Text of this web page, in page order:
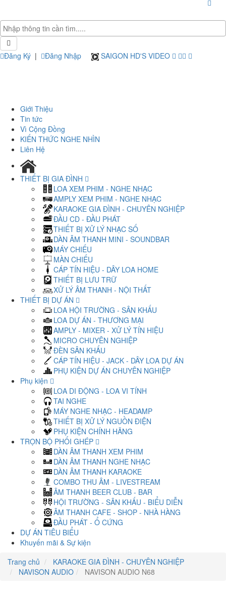
Đăng Ký | Đăng Nhập SAIGON HD'S VIDEO
Giới Thiệu
Tin tức
Vì Cộng Đồng
KIẾN THỨC NGHE NHÌN
Liên Hệ
THIẾT BỊ GIA ĐÌNH
LOA XEM PHIM - NGHE NHẠC
AMPLY XEM PHIM - NGHE NHẠC
KARAOKE GIA ĐÌNH - CHUYÊN NGHIỆP
ĐẦU CD - ĐẦU PHÁT
THIẾT BỊ XỬ LÝ NHẠC SỐ
DÀN ÂM THANH MINI - SOUNDBAR
MÁY CHIẾU
MÀN CHIẾU
CÁP TÍN HIỆU - DÂY LOA HOME
THIẾT BỊ LƯU TRỮ
XỬ LÝ ÂM THANH - NỘI THẤT
THIẾT BỊ DỰ ÁN
LOA HỘI TRƯỜNG - SÂN KHẤU
LOA DỰ ÁN - THƯƠNG MẠI
AMPLY - MIXER - XỬ LÝ TÍN HIỆU
MICRO CHUYÊN NGHIỆP
ĐÈN SÂN KHẤU
CÁP TÍN HIỆU - JACK - DÂY LOA DỰ ÁN
PHỤ KIỆN DỰ ÁN CHUYÊN NGHIỆP
Phụ kiện
LOA DI ĐỘNG - LOA VI TÍNH
TAI NGHE
MÁY NGHE NHẠC - HEADAMP
THIẾT BỊ XỬ LÝ NGUỒN ĐIỆN
PHỤ KIỆN CHÍNH HÃNG
TRỌN BỘ PHỐI GHÉP
DÀN ÂM THANH XEM PHIM
DÀN ÂM THANH NGHE NHẠC
DÀN ÂM THANH KARAOKE
COMBO THU ÂM - LIVESTREAM
ÂM THANH BEER CLUB - BAR
HỘI TRƯỜNG - SÂN KHẤU - BIỂU DIỄN
ÂM THANH CAFE - SHOP - NHÀ HÀNG
ĐẦU PHÁT - Ổ CỨNG
DỰ ÁN TIÊU BIỂU
Khuyến mãi & Sự kiện
Trang chủ
KARAOKE GIA ĐÌNH - CHUYÊN NGHIỆP
NAVISON AUDIO
NAVISON AUDIO N68